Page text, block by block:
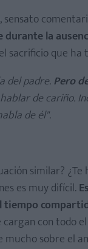
la
sacrificio que
del padre.Pero
de cariño.
de él".
similar?
es muy difícil.
con todo
sobre el